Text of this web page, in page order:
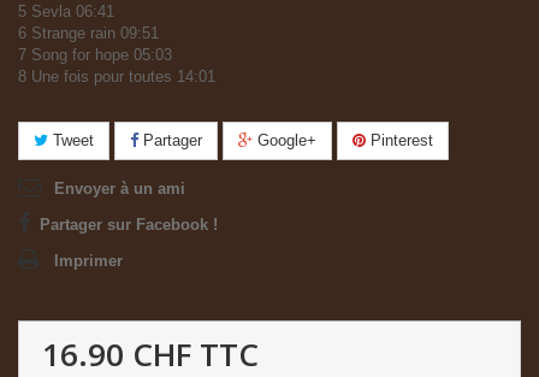
5 Sevla 06:41
6 Strange rain 09:51
7 Song for hope 05:03
8 Une fois pour toutes 14:01
Tweet Partager Google+ Pinterest
Envoyer à un ami
Partager sur Facebook !
Imprimer
16.90 CHF TTC